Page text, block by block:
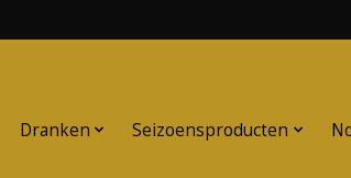
Dranken Seizoensproducten